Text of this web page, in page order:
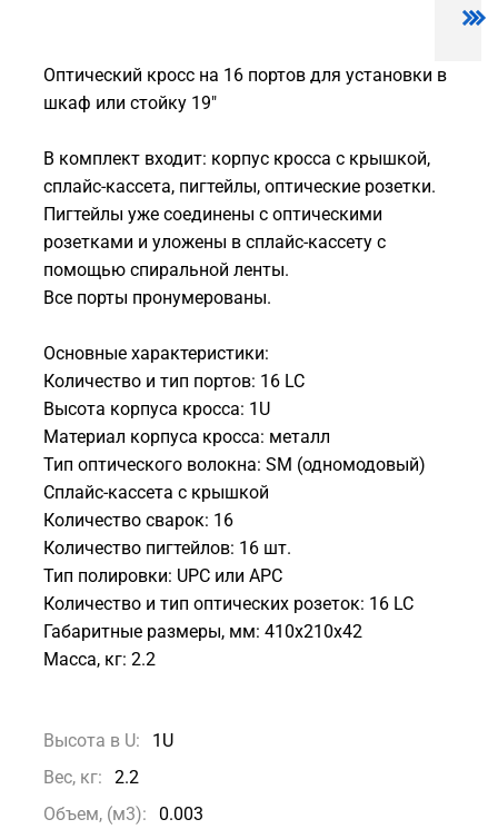
Оптический кросс на 16 портов для установки в
шкаф или стойку 19"
В комплект входит: корпус кросса с крышкой,
сплайс-кассета, пигтейлы, оптические розетки.
Пигтейлы уже соединены с оптическими
розетками и уложены в сплайс-кассету с
помощью спиральной ленты.
Все порты пронумерованы.
Основные характеристики:
Количество и тип портов: 16 LC
Высота корпуса кросса: 1U
Материал корпуса кросса: металл
Тип оптического волокна: SM (одномодовый)
Сплайс-кассета с крышкой
Количество сварок: 16
Количество пигтейлов: 16 шт.
Тип полировки: UPC или APC
Количество и тип оптических розеток: 16 LC
Габаритные размеры, мм: 410x210x42
Масса, кг: 2.2
Высота в U:
1U
Вес, кг:
2.2
Объем, (м3):
0.003